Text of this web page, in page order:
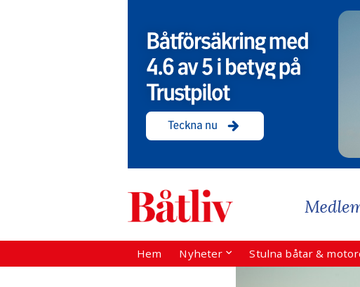
Hem Nyheter Stulna båtar &